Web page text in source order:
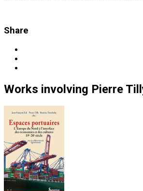
Share
Works involving Pierre